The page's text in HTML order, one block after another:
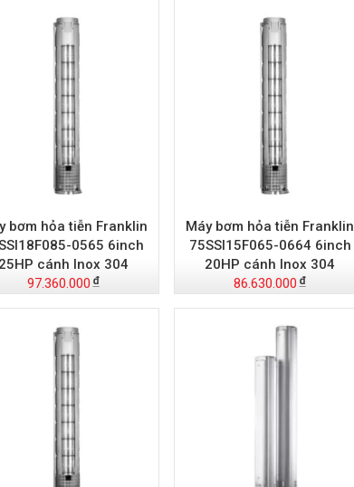
bơm hỏa tiễn Franklin
0565 6inch
25HP cánh Inox 304
97.360.000
Máy bơm hỏa tiễn Franklin
75SSI15F065-0664 6inch
20HP cánh Inox 304
86.630.000